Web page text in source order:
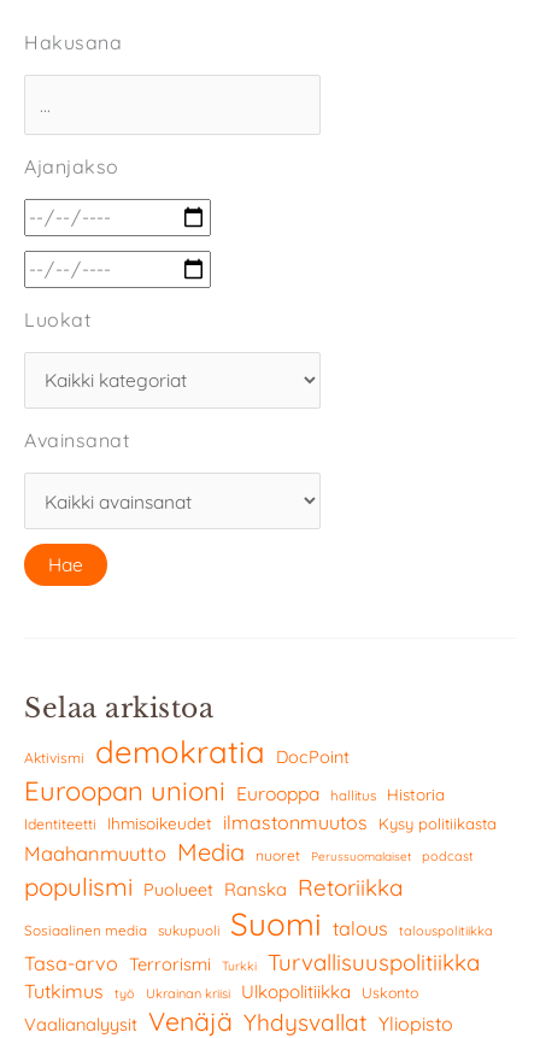
Hakusana
Ajanjakso
Luokat
Avainsanat
Selaa arkistoa
Aktivismi demokratia DocPoint
Euroopan unioni Eurooppa hallitus Historia
Identiteetti Ihmisoikeudet ilmastonmuutos Kysy politiikasta
Maahanmuutto Media nuoret Perussuomalaiset podcast
populismi Puolueet Ranska Retoriikka
Sosiaalinen media sukupuoli Suomi talous talouspolitiikka
Tasa-arvo Terrorismi Turkki Turvallisuuspolitiikka
Tutkimus työ Ukrainan kriisi Ulkopolitiikka Uskonto
Vaalianalyysit Venäjä Yhdysvallat Yliopisto